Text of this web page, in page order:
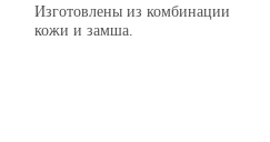
Изготовлены из комбинации
кожи и замша.